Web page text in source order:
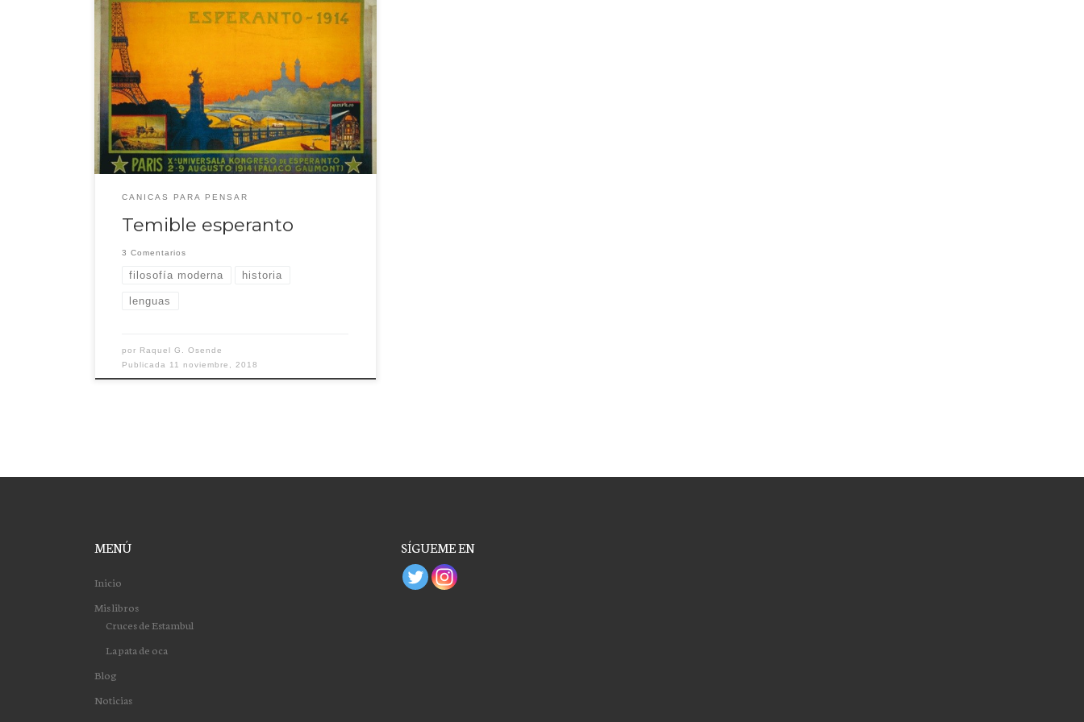
En un rincón del centro de Viena hay un museo
bastante bizarro dedicado al esperanto. Es apenas una
sala con cuatro posters y un vídeo. No lo hubiera
visitado a propósito, pero me confundí de edificio
buscando la Biblioteca Nacional. Cosas que pasan en los
viajes, y los descubrimientos inesperados […]
CANICAS PARA PENSAR
Temible esperanto
3 Comentarios
filosofía moderna historia
lenguas
por
Raquel G. Osende
Publicada 11 noviembre, 2018
MENÚ
Inicio
Mis libros
Cruces de Estambul
La pata de oca
Blog
Noticias
SÍGUEME EN